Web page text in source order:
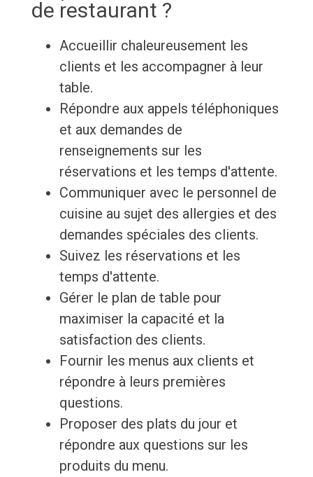
de restaurant ?
Accueillir chaleureusement les
clients et les accompagner à leur
table.
Répondre aux appels téléphoniques
et aux demandes de
renseignements sur les
réservations et les temps d'attente.
Communiquer avec le personnel de
cuisine au sujet des allergies et des
demandes spéciales des clients.
Suivez les réservations et les
temps d'attente.
Gérer le plan de table pour
maximiser la capacité et la
satisfaction des clients.
Fournir les menus aux clients et
répondre à leurs premières
questions.
Proposer des plats du jour et
répondre aux questions sur les
produits du menu.